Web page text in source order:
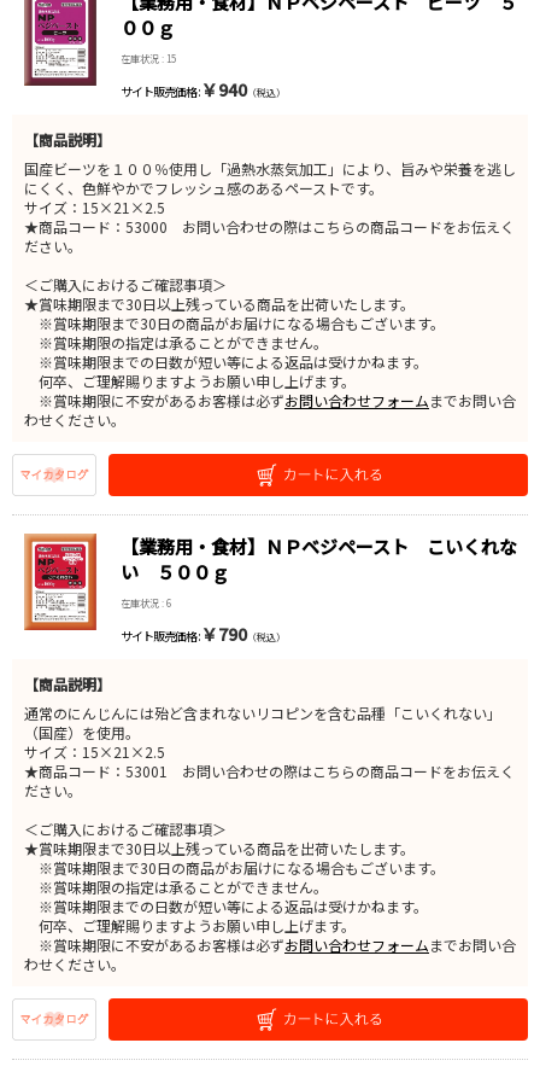
００ｇ
在庫状況 : 15
サイト販売価格 : ￥940（税込）
【商品説明】
国産ビーツを１００％使用し「過熱水蒸気加工」により、旨みや栄養を逃し
にくく、色鮮やかでフレッシュ感のあるペーストです。
サイズ：15×21×2.5
★商品コード：53000 お問い合わせの際はこちらの商品コードをお伝えく
ださい。
＜ご購入におけるご確認事項＞
★賞味期限まで30日以上残っている商品を出荷いたします。
※賞味期限まで30日の商品がお届けになる場合もございます。
※賞味期限の指定は承ることができません。
※賞味期限までの日数が短い等による返品は受けかねます。
何卒、ご理解賜りますようお願い申し上げます。
※賞味期限に不安があるお客様は必ずお問い合わせフォームまでお問い合
わせください。
【業務用・食材】ＮＰベジペースト こいくれな
い ５００ｇ
在庫状況 : 6
サイト販売価格 : ￥790（税込）
【商品説明】
通常のにんじんには殆ど含まれないリコピンを含む品種「こいくれない」
（国産）を使用。
サイズ：15×21×2.5
★商品コード：53001 お問い合わせの際はこちらの商品コードをお伝えく
ださい。
＜ご購入におけるご確認事項＞
★賞味期限まで30日以上残っている商品を出荷いたします。
※賞味期限まで30日の商品がお届けになる場合もございます。
※賞味期限の指定は承ることができません。
※賞味期限までの日数が短い等による返品は受けかねます。
何卒、ご理解賜りますようお願い申し上げます。
※賞味期限に不安があるお客様は必ずお問い合わせフォームまでお問い合
わせください。